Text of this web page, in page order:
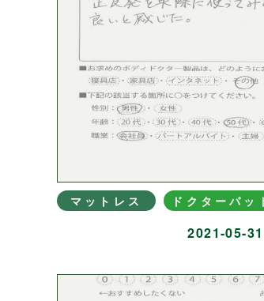
マットレス ドクターパッ
2021-05-31